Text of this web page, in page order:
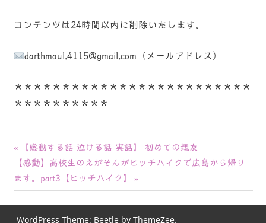
コンテンツは24時間以内に削除いたします。
darthmaul.4115@gmail.com（メールアドレス）
＊＊＊＊＊＊＊＊＊＊＊＊＊＊＊＊＊＊＊＊＊＊＊＊＊
＊＊＊＊＊＊＊＊＊＊
投
稿
前
の
記
事:
【感動する話 泣ける話 実話】 初めての親友
次
の
記
【感動】高校生のえがそんがヒッチハイクで広島から帰り
ます。part3【ヒッチハイク】
WordPress Theme: Beetle by ThemeZee.